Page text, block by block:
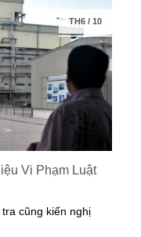
TH6/ 10
Vi Phạm Luật
cũng kiến nghị